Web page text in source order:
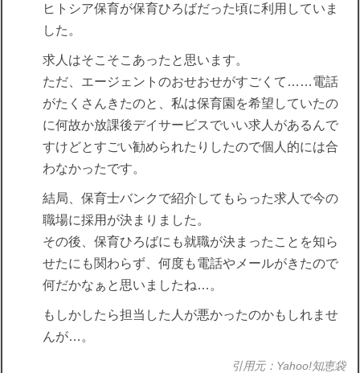
ヒトシア保育が保育ひろばだった頃に利用していま
した。
求人はそこそこあったと思います。
ただ、エージェントのおせおせがすごくて……電話
がたくさんきたのと、私は保育園を希望していたの
に何故か放課後デイサービスでいい求人があるんで
すけどとすごい勧められたりしたので個人的には合
わなかったです。
結局、保育士バンクで紹介してもらった求人で今の
職場に採用が決まりました。
その後、保育ひろばにも就職が決まったことを知ら
せたにも関わらず、何度も電話やメールがきたので
何だかなぁと思いましたね…。
もしかしたら担当した人が悪かったのかもしれませ
んが…。
引用元：Yahoo!知恵袋